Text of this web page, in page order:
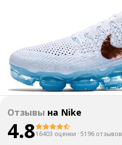
Отзывы на Nike
4.816403 оценки · 5196 отзывов